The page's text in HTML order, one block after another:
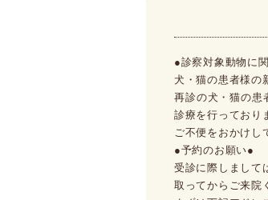
●診察対象動物に
犬・猫の患者様の
再診の犬・猫の患
診療を行っており
ご不便をおかけし
●予約のお願い●
受診に際しまして
取ってからご来院